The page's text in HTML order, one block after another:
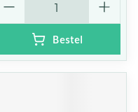
Bestel